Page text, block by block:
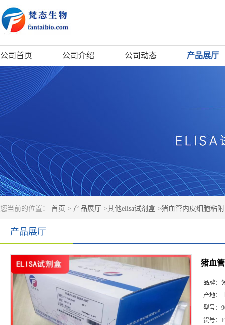
公司首页 公司介绍 公司动态 产品展厅
您当前的位置： 首页 > 产品展厅 >其他elisa试剂盒 >猪血管内皮细胞粘
产品展厅
猪血
品牌：
产地：
型号：
货号：